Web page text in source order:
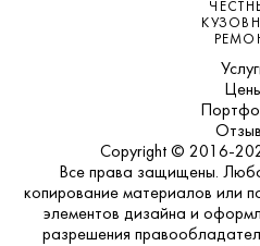
Copyright © 2016-
Все права защищены.
копирование материалов или
элементов дизайна и
разрешения